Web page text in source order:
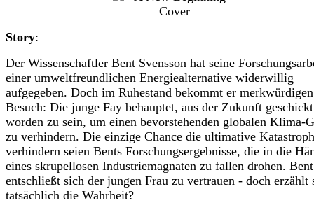
Story:
Der Wissenschaftler Bent Svensson hat seine
einer umweltfreundlichen Energiealternative widerwillig
aufgegeben. Doch im Ruhestand bekommt er merkwürdigen
Besuch: Die junge Fay behauptet, aus der Zukunft geschickt
worden zu sein, um einen bevorstehenden globalen Klima-
zu verhindern. Die einzige Chance die ultimative
verhindern seien Bents Forschungsergebnisse, die in die
eines skrupellosen Industriemagnaten zu fallen drohen. Bent
entschließt sich der jungen Frau zu vertrauen - doch erzählt
tatsächlich die Wahrheit?